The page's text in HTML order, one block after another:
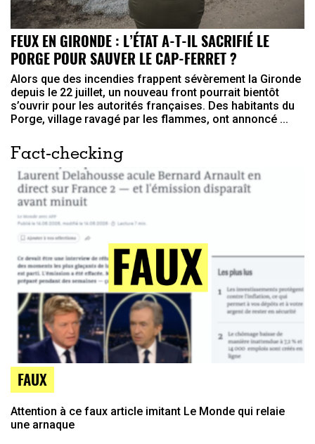
FEUX EN GIRONDE : L’ÉTAT A-T-IL SACRIFIÉ LE
PORGE POUR SAUVER LE CAP-FERRET ?
Alors que des incendies frappent sévèrement la Gironde
depuis le 22 juillet, un nouveau front pourrait bientôt
s’ouvrir pour les autorités françaises. Des habitants du
Porge, village ravagé par les flammes, ont annoncé ...
Fact-checking
FAUX
Attention à ce faux article imitant Le Monde qui relaie
une arnaque